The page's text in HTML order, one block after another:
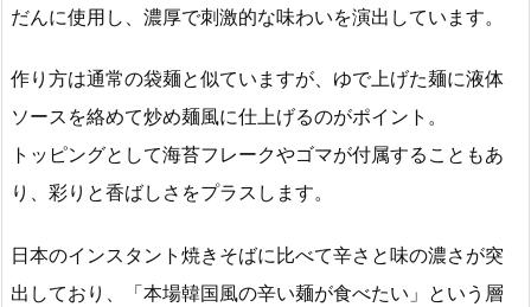
だんに使用し、濃厚で刺激的な味わいを演出しています。
作り方は通常の袋麺と似ていますが、ゆで上げた麺に液体
ソースを絡めて炒め麺風に仕上げるのがポイント。
トッピングとして海苔フレークやゴマが付属することもあ
り、彩りと香ばしさをプラスします。
日本のインスタント焼きそばに比べて辛さと味の濃さが突
出しており、「本場韓国風の辛い麺が食べたい」という層